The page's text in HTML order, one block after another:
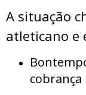
A situação
atleticano e